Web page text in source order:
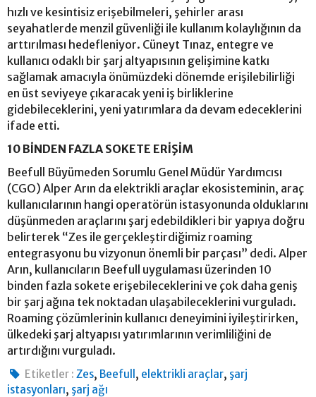
hızlı ve kesintisiz erişebilmeleri, şehirler arası
seyahatlerde menzil güvenliği ile kullanım kolaylığının da
arttırılması hedefleniyor. Cüneyt Tınaz, entegre ve
kullanıcı odaklı bir şarj altyapısının gelişimine katkı
sağlamak amacıyla önümüzdeki dönemde erişilebilirliği
en üst seviyeye çıkaracak yeni iş birliklerine
gidebileceklerini, yeni yatırımlara da devam edeceklerini
ifade etti.
10 BİNDEN FAZLA SOKETE ERİŞİM
Beefull Büyümeden Sorumlu Genel Müdür Yardımcısı
(CGO) Alper Arın da elektrikli araçlar ekosisteminin, araç
kullanıcılarının hangi operatörün istasyonunda olduklarını
düşünmeden araçlarını şarj edebildikleri bir yapıya doğru
belirterek “Zes ile gerçekleştirdiğimiz roaming
entegrasyonu bu vizyonun önemli bir parçası” dedi. Alper
Arın, kullanıcıların Beefull uygulaması üzerinden 10
binden fazla sokete erişebileceklerini ve çok daha geniş
bir şarj ağına tek noktadan ulaşabileceklerini vurguladı.
Roaming çözümlerinin kullanıcı deneyimini iyileştirirken,
ülkedeki şarj altyapısı yatırımlarının verimliliğini de
artırdığını vurguladı.
Etiketler : Zes, Beefull , elektrikli araçlar, şarj
istasyonları, şarj ağı